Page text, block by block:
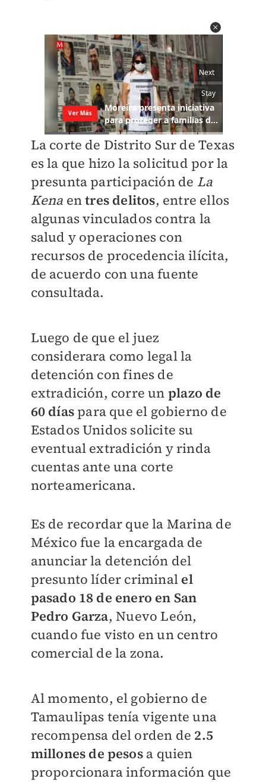
La corte de Distrito Sur de Texas
es la que hizo la solicitud por la
presunta participación de La
Kena entres delitos, entre ellos
algunas vinculados contra la
salud y operaciones con
recursos de procedencia ilícita,
de acuerdo con una fuente
consultada.
Luego de que el juez
considerara como legal la
detención con fines de
extradición, corre un plazo de
60 díaspara que el gobierno de
Estados Unidos solicite su
eventual extradición y rinda
cuentas ante una corte
norteamericana.
Es de recordar que la Marina de
México fue la encargada de
anunciar la detención del
presunto líder criminal el
pasado 18 de enero en San
Pedro Garza, Nuevo León,
cuando fue visto en un centro
comercial de la zona.
Al momento, el gobierno de
Tamaulipas tenía vigente una
recompensa del orden de 2.5
millones de pesos a quien
proporcionara información que